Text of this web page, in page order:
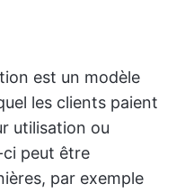
est un modèle
les clients paient
utilisation ou
ci peut être
par exemple